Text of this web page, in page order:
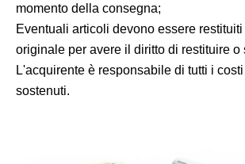
momento della consegna;
Eventuali articoli devono essere
originale per avere il diritto di restituire o
L'acquirente è responsabile di tutti i
sostenuti.